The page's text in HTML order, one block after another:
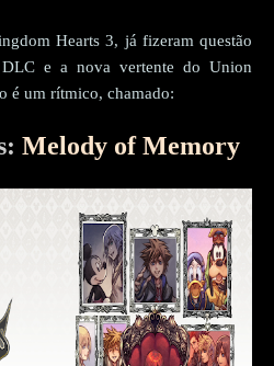
Hearts 3, já fizeram questão
e a nova vertente do Union
é um rítmico, chamado:
Melody of Memory